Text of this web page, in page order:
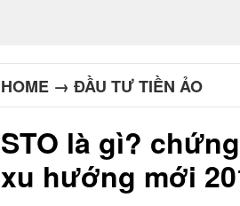
HOME → ĐẦU TƯ TIỀN ẢO
STO là gì?
xu hướng mới